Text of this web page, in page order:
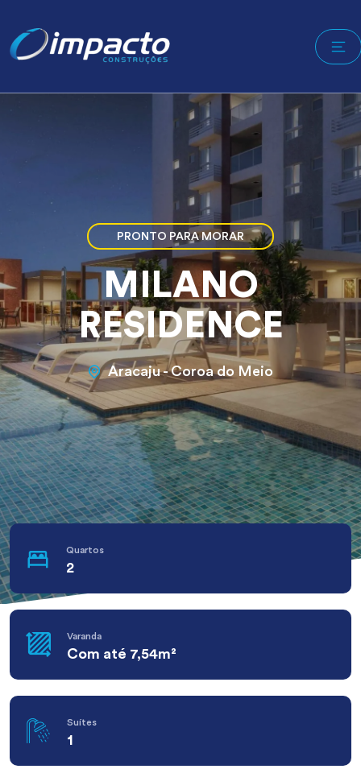
PRONTO PARA MORAR
MILANO
RESIDENCE
Aracaju - Coroa do Meio
Quartos
2
Varanda
Com até 7,54m²
Suítes
1